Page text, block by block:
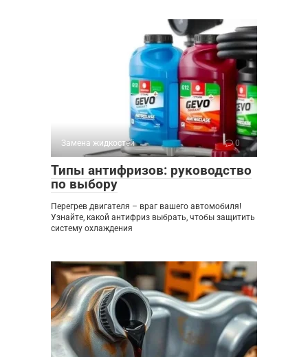
Замена жидкостей 0
Типы антифризов: руководство
по выбору
Перегрев двигателя – враг вашего автомобиля!
Узнайте, какой антифриз выбрать, чтобы защитить
систему охлаждения